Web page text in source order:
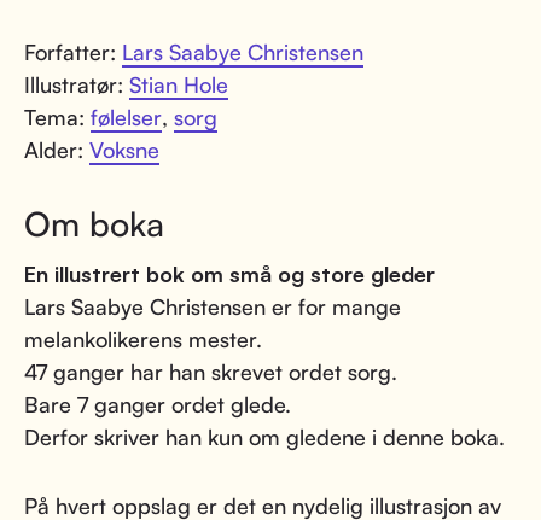
Forfatter: Lars Saabye Christensen
Illustratør: Stian Hole
Tema: følelser, sorg
Alder: Voksne
Om boka
En illustrert bok om små og store gleder
Lars Saabye Christensen er for mange
melankolikerens mester.
47 ganger har han skrevet ordet sorg.
Bare 7 ganger ordet glede.
Derfor skriver han kun om gledene i denne boka.
På hvert oppslag er det en nydelig illustrasjon av